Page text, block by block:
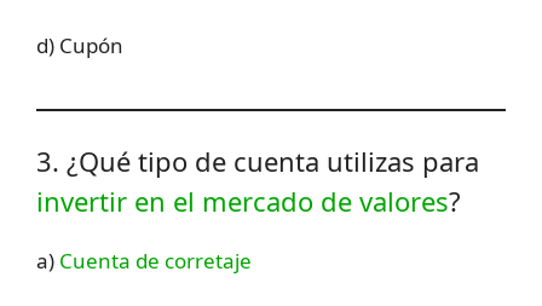
d) Cupón
3. ¿Qué tipo de cuenta utilizas para
invertir en el mercado de valores?
a) Cuenta de corretaje